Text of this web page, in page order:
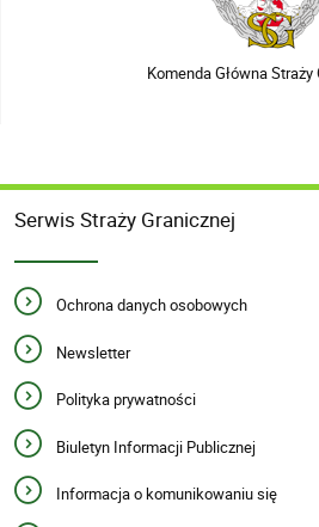
Komenda Główna Straży
Serwis Straży Granicznej
Ochrona danych osobowych
Newsletter
Polityka prywatności
Biuletyn Informacji Publicznej
Informacja o komunikowaniu się